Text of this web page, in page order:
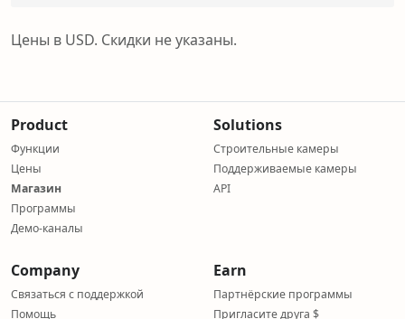
Цены в USD. Скидки не указаны.
Product
Функции
Цены
Магазин
Программы
Демо-каналы
Solutions
Строительные камеры
Поддерживаемые камеры
API
Company
Связаться с поддержкой
Помощь
Earn
Партнёрские программы
Пригласите друга $